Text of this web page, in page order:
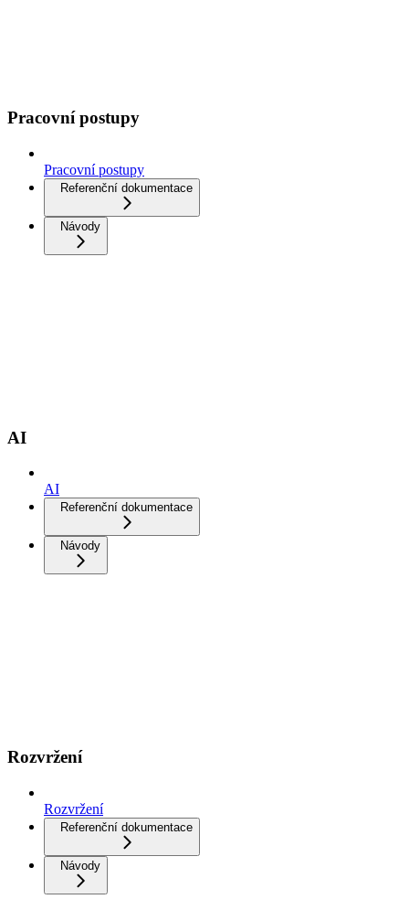
Pracovní postupy
Pracovní postupy
Referenční dokumentace
Návody
AI
AI
Referenční dokumentace
Návody
Rozvržení
Rozvržení
Referenční dokumentace
Návody